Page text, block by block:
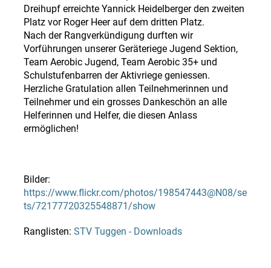
Dreihupf erreichte Yannick Heidelberger den zweiten
Platz vor Roger Heer auf dem dritten Platz.
Nach der Rangverkündigung durften wir
Vorführungen unserer Geräteriege Jugend Sektion,
Team Aerobic Jugend, Team Aerobic 35+ und
Schulstufenbarren der Aktivriege geniessen.
Herzliche Gratulation allen Teilnehmerinnen und
Teilnehmer und ein grosses Dankeschön an alle
Helferinnen und Helfer, die diesen Anlass
ermöglichen!
Bilder:
https://www.flickr.com/photos/198547443@N08/se
ts/72177720325548871/show
Ranglisten:STV Tuggen - Downloads